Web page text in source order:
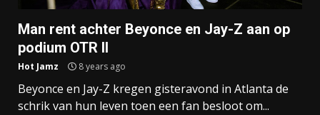
Man rent achter Beyonce en Jay-Z aan op
podium OTR II
Hot Jamz 8 years ago
Beyonce en Jay-Z kregen gisteravond in Atlanta de
schrik van hun leven toen een fan besloot om...